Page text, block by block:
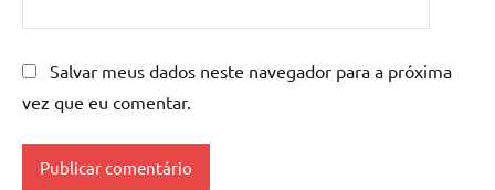
de
mesas
resinadas
Salvar meus dados neste navegador para a próxima
vez que eu comentar.